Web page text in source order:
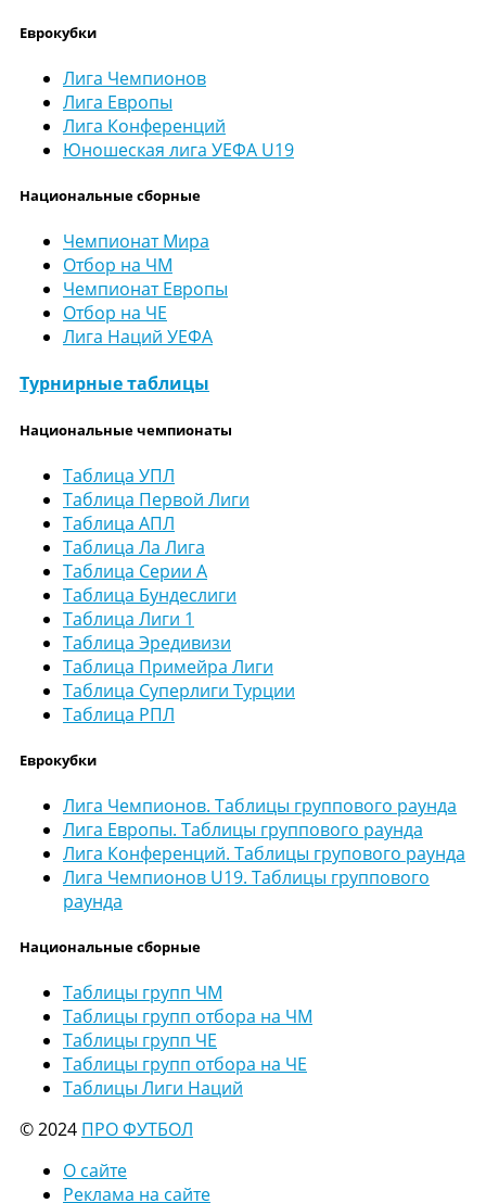
Еврокубки
Лига Чемпионов
Лига Европы
Лига Конференций
Юношеская лига УЕФА U19
Национальные сборные
Чемпионат Мира
Отбор на ЧМ
Чемпионат Европы
Отбор на ЧЕ
Лига Наций УЕФА
Турнирные таблицы
Национальные чемпионаты
Таблица УПЛ
Таблица Первой Лиги
Таблица АПЛ
Таблица Ла Лига
Таблица Серии А
Таблица Бундеслиги
Таблица Лиги 1
Таблица Эредивизи
Таблица Примейра Лиги
Таблица Суперлиги Турции
Таблица РПЛ
Еврокубки
Лига Чемпионов. Таблицы группового раунда
Лига Европы. Таблицы группового раунда
Лига Конференций. Таблицы групового раунда
Лига Чемпионов U19. Таблицы группового
раунда
Национальные сборные
Таблицы групп ЧМ
Таблицы групп отбора на ЧМ
Таблицы групп ЧЕ
Таблицы групп отбора на ЧЕ
Таблицы Лиги Наций
© 2024 ПРО ФУТБОЛ
О сайте
Реклама на сайте